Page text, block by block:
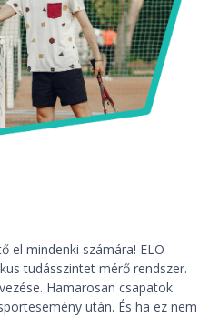
el mindenki számára! ELO
tudásszintet mérő rendszer.
Hamarosan csapatok
után. És ha ez nem